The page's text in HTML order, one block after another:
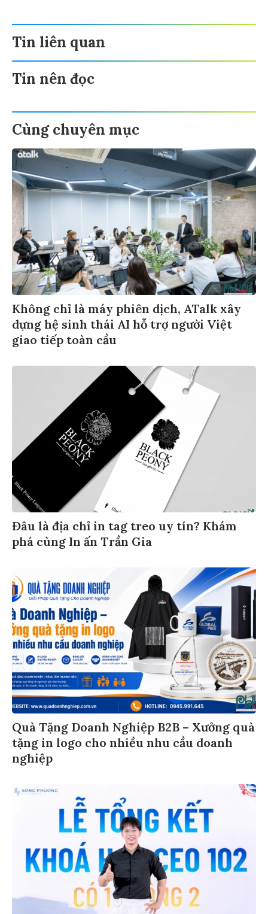
Tin liên quan
Tin nên đọc
Cùng chuyên mục
Không chỉ là máy phiên dịch, ATalk xây
dựng hệ sinh thái AI hỗ trợ người Việt
giao tiếp toàn cầu
Đâu là địa chỉ in tag treo uy tín? Khám
phá cùng In ấn Trần Gia
Quà Tặng Doanh Nghiệp B2B – Xưởng quà
tặng in logo cho nhiều nhu cầu doanh
nghiệp